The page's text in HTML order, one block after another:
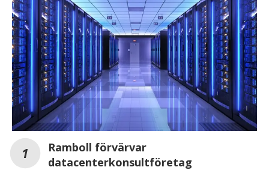
Ramboll förvärvar
datacenterkonsultföretag